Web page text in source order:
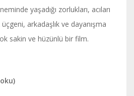
yaşadığı zorlukları, acıları
arkadaşlık ve dayanışma
sakin ve hüzünlü bir film.